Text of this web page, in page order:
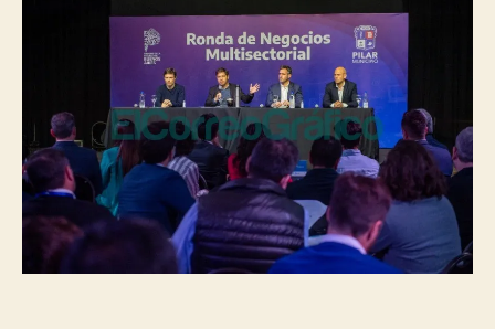
ronda
de
negocios
de
2022